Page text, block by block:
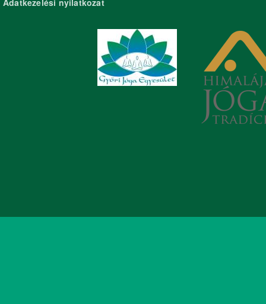
Adatkezelési nyilatkozat